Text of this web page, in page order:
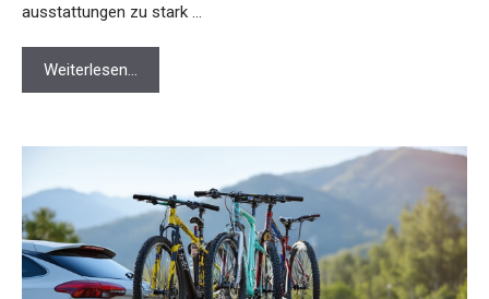
ausstattungen zu stark …
Weiterlesen…